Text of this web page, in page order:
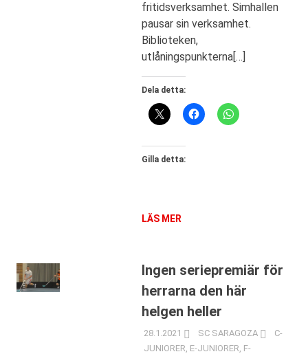
fritidsverksamhet. Simhallen
pausar sin verksamhet.
Biblioteken,
utlåningspunkterna[…]
Dela detta:
Gilla detta:
LÄS MER
Ingen seriepremiär för
herrarna den här
helgen heller
28.1.2021 SC SARAGOZA
C-
JUNIORER E-JUNIORER F-